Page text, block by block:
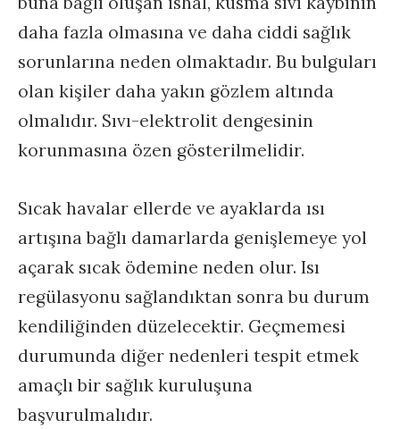
daha fazla olmasına ve daha ciddi sağlık
sorunlarına neden olmaktadır. Bu bulguları
olan kişiler daha yakın gözlem altında
olmalıdır. Sıvı-elektrolit dengesinin
korunmasına özen gösterilmelidir.
Sıcak havalar ellerde ve ayaklarda ısı
artışına bağlı damarlarda genişlemeye yol
açarak sıcak ödemine neden olur. Isı
regülasyonu sağlandıktan sonra bu durum
kendiliğinden düzelecektir. Geçmemesi
durumunda diğer nedenleri tespit etmek
amaçlı bir sağlık kuruluşuna
başvurulmalıdır.